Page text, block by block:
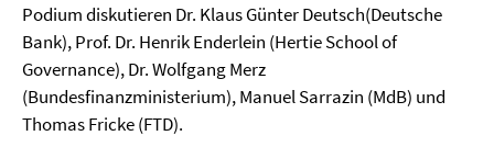
Podium diskutieren Dr. Klaus Günter Deutsch(Deutsche
Bank), Prof. Dr. Henrik Enderlein (Hertie School of
Governance), Dr. Wolfgang Merz
(Bundesfinanzministerium), Manuel Sarrazin (MdB) und
Thomas Fricke (FTD).